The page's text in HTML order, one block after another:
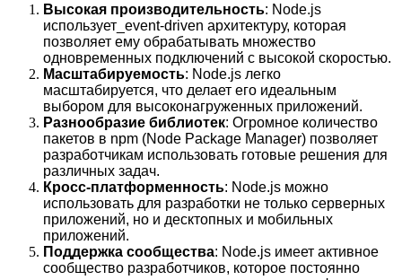
Высокая производительность: Node.js
использует_event-driven архитектуру, которая
позволяет ему обрабатывать множество
одновременных подключений с высокой скоростью.
Масштабируемость: Node.js легко
масштабируется, что делает его идеальным
выбором для высоконагруженных приложений.
Разнообразие библиотек: Огромное количество
пакетов в npm (Node Package Manager) позволяет
разработчикам использовать готовые решения для
различных задач.
Кросс-платформенность: Node.js можно
использовать для разработки не только серверных
приложений, но и десктопных и мобильных
приложений.
Поддержка сообщества: Node.js имеет активное
сообщество разработчиков, которое постоянно